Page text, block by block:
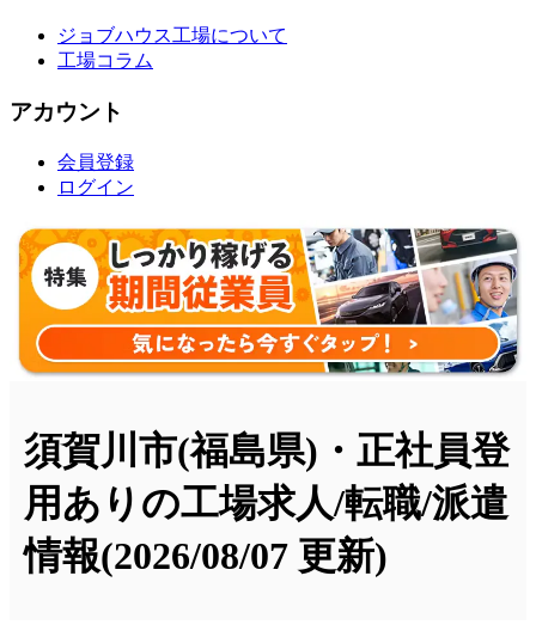
ジョブハウス工場について
工場コラム
アカウント
会員登録
ログイン
須賀川市(福島県)・正社員登
用ありの工場求人/転職/派遣
情報(2026/08/07 更新)